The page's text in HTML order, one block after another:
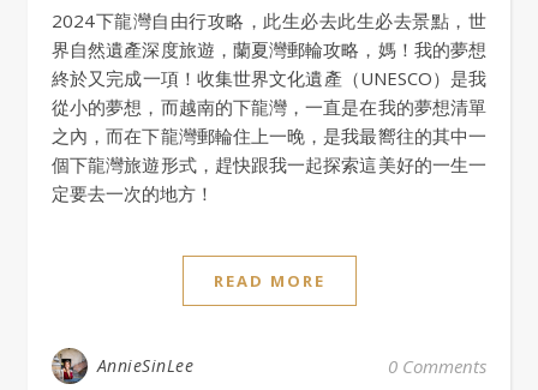
2024下龍灣自由行攻略，此生必去此生必去景點，世
界自然遺產深度旅遊，蘭夏灣郵輪攻略，媽！我的夢想
終於又完成一項！收集世界文化遺產（UNESCO）是我
從小的夢想，而越南的下龍灣，一直是在我的夢想清單
之內，而在下龍灣郵輪住上一晚，是我最嚮往的其中一
個下龍灣旅遊形式，趕快跟我一起探索這美好的一生一
定要去一次的地方！
READ MORE
AnnieSinLee 0 Comments